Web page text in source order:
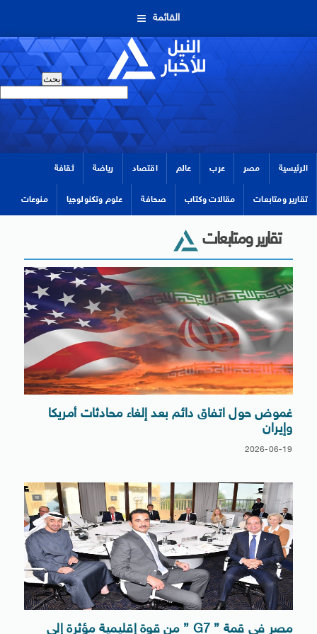
القائمة
الرئيسية مصر عرب عالم اقتصاد رياضة ثقافة
تقارير ومتابعات مقالات وكتاب صحافة علوم وتكنولوجيا منوعات
تقارير ومتابعات
غموض حول اتفاق دائم بعد إلغاء محادثات أمريكا
وإيران
2026-06-19
مصر فى قمة ” G7 ” من قوة إقليمية مؤثرة إلى